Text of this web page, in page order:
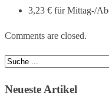
3,23 € für Mittag-/
Comments are closed.
Neueste Artikel